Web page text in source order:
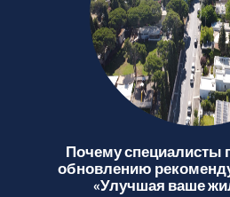
Почему специалисты
обновлению
«Улучшая ваше